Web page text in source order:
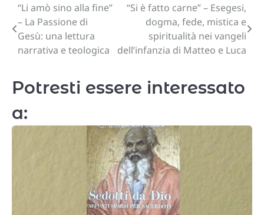
Navigazione
articoli
“Li amò sino alla fine”
– La Passione di
Gesù: una lettura
narrativa e teologica
“Si è fatto carne” – Esegesi,
dogma, fede, mistica e
spiritualità nei vangeli
dell’infanzia di Matteo e Luca
Potresti essere interessato
a: